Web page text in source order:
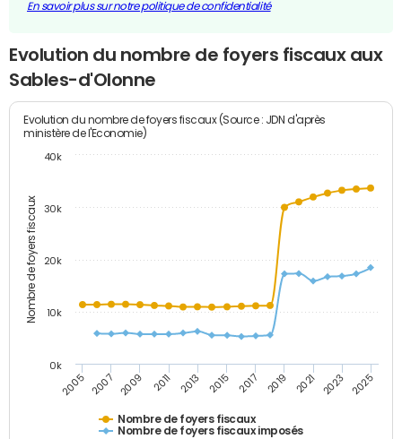
En savoir plus sur notre politique de confidentialité
Evolution du nombre de foyers fiscaux aux
Sables-d'Olonne
Nombre de foyers fiscaux
Evolution du nombre de foyers fiscaux (Source : JDN d'après
ministère de l'Economie)
Nombre de foyers fiscaux
Nombre de foyers fiscaux imposés
2005 2007 2009 2011 2013 2015 2017 2019 2021 2023 2025
0k
10k
20k
30k
40k